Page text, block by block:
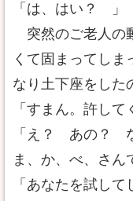
「は、はい？ 」
突然のご老人の
くて固まってしま
なり土下座をした
「すまん。許して
「え？ あの？
ま、か、べ、さん
「あなたを試し